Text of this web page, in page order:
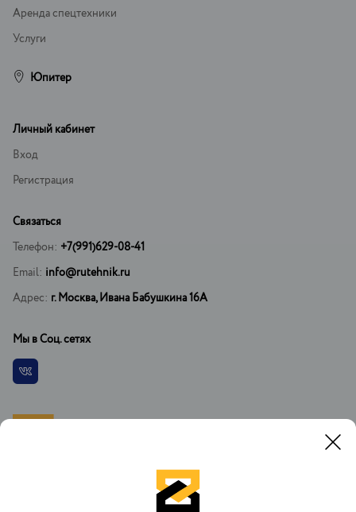
При копировании материалов установка ссылки на официальный
сайт РусТехника.ру обязательна. При регистрации на сайте вы
Аренда спецтехники
Услуги
Юпитер
Личный кабинет
Вход
Регистрация
Связаться
Телефон: +7(991)629-08-41
Email: info@rutehnik.ru
Адрес: г. Москва, Ивана Бабушкина 16А
Мы в Соц. сетях
Vkontakte